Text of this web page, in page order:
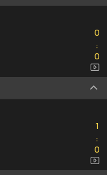
0
:0
0
1
:0
0